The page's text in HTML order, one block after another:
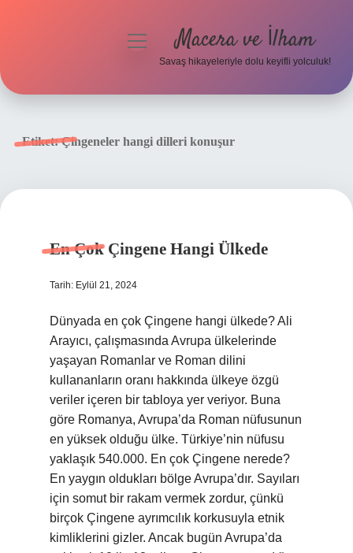
menüyüMacera ve İlham
Savaş hikayeleriyle dolu keyifli yolculuk!
Etiket:Çingeneler hangi dilleri konuşur
En Çok Çingene Hangi Ülkede
Tarih: Eylül 21, 2024
Dünyada en çok Çingene hangi ülkede? Ali
Arayıcı, çalışmasında Avrupa ülkelerinde
yaşayan Romanlar ve Roman dilini
kullananların oranı hakkında ülkeye özgü
veriler içeren bir tabloya yer veriyor. Buna
göre Romanya, Avrupa’da Roman nüfusunun
en yüksek olduğu ülke. Türkiye’nin nüfusu
yaklaşık 540.000. En çok Çingene nerede?
En yaygın oldukları bölge Avrupa’dır. Sayıları
için somut bir rakam vermek zordur, çünkü
birçok Çingene ayrımcılık korkusuyla etnik
kimliklerini gizler. Ancak bugün Avrupa’da